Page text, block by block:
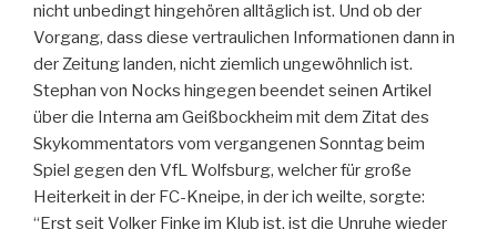
nicht unbedingt hingehören alltäglich ist. Und ob der
Vorgang, dass diese vertraulichen Informationen dann in
der Zeitung landen, nicht ziemlich ungewöhnlich ist.
Stephan von Nocks hingegen beendet seinen Artikel
über die Interna am Geißbockheim mit dem Zitat des
Skykommentators vom vergangenen Sonntag beim
Spiel gegen den VfL Wolfsburg, welcher für große
Heiterkeit in der FC-Kneipe, in der ich weilte, sorgte:
“Erst seit Volker Finke im Klub ist, ist die Unruhe wieder